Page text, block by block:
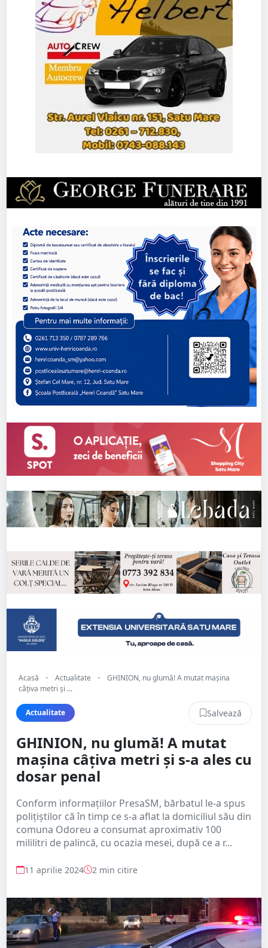
Acasă • Actualitate •
GHINION, nu glumă! A mutat mașina
câțiva metri și ...
Actualitate Salvează
GHINION, nu glumă! A mutat
mașina câțiva metri și s-a ales cu
dosar penal
Conform informațiilor PresaSM, bărbatul le-a spus
polițiștilor că în timp ce s-a aflat la domiciliul său din
comuna Odoreu a consumat aproximativ 100
mililitri de palincă, cu ocazia mesei, după ce a r...
11 aprilie 2024 2 min citire